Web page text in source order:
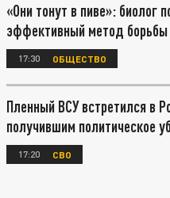
«Они тонут в пиве»: биолог
эффективный метод борьбы
17:30 ОБЩЕСТВО
Пленный ВСУ встретился в
получившим политическое
17:20 СВО